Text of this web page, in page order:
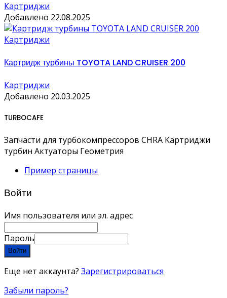
Картриджи
Добавлено 22.08.2025
Картриджи
Картридж турбины TOYOTA LAND CRUISER 200
Картриджи
Добавлено 20.03.2025
TURBOCAFE
Запчасти для турбокомпрессоров CHRA Картриджи
турбин Актуаторы Геометрия
Пример страницы
Войти
Имя пользователя или эл. адрес
Пароль
Войти
Еще нет аккаунта? Зарегистрироваться
Забыли пароль?